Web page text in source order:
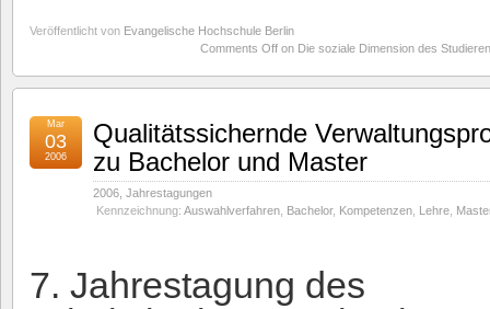
Veröffentlicht von Evangelische Hochschule Berlin
Comments Off on Die soziale Dimension des
Qualitätssichernde
zu Bachelor und Master
2006 Jahrestagungen
Kennzeichnung: Auswahlverfahren Bachelor, Kompetenzen Lehre
Mar
03
2006
7. Jahrestagung des